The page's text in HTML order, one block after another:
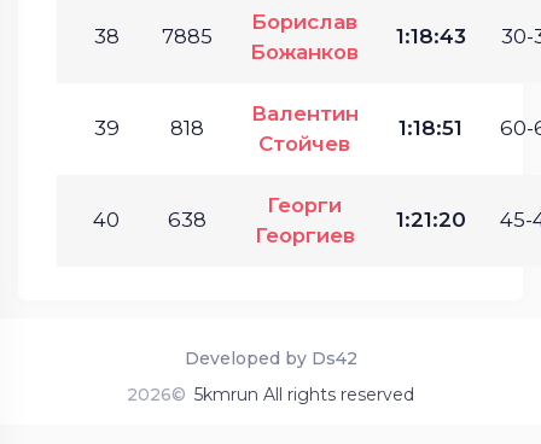
38 7885
Борислав
Божанков
1:18:43 30-
39 818
Валентин
Стойчев
1:18:51 60-
40 638
Георги
Георгиев
1:21:20 45-
2026© 5kmrun All rights reserved
Developed by Ds42